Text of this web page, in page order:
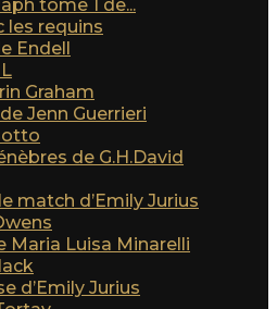
tome 1 de...
les requins
Endell
Graham
Jenn Guerrieri
de G.H.David
match d’Emily Jurius
Maria Luisa Minarelli
d’Emily Jurius